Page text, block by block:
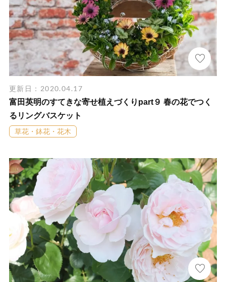
更新日：2020.04.17
富田英明のすてきな寄せ植えづくりpart９ 春の花でつく
るリングバスケット
草花・鉢花・花木